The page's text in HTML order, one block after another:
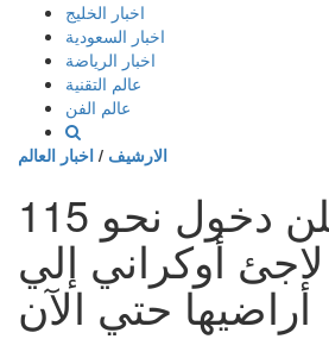
إذهب
المحتوى
اخبار الخليج
اخبار السعودية
اخبار الرياضة
عالم التقنية
عالم الفن
الارشيف / اخبار العالم
بولندا تعلن دخول نحو 115
أوكراني إلي
أراضيها حتي الآن